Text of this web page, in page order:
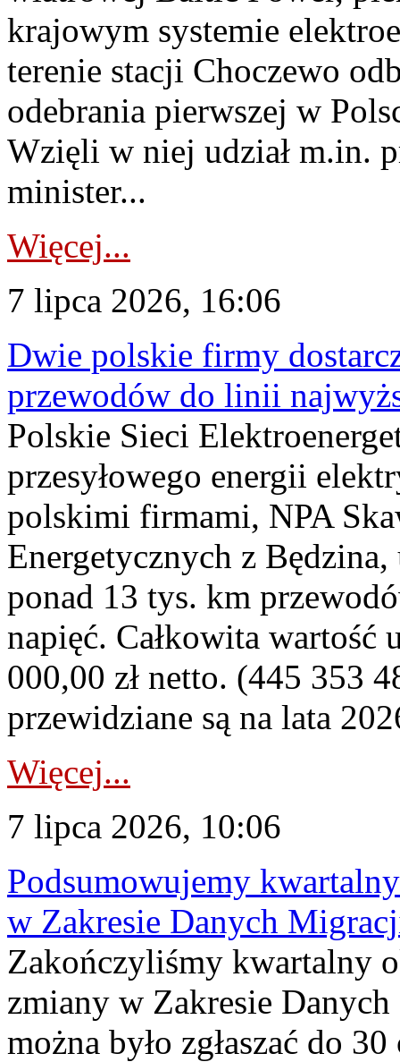
krajowym systemie
terenie stacji Choczewo
odebrania pierwszej w
Wzięli w niej udział m.in.
minister...
Więcej...
7 lipca 2026, 16:06
Dwie polskie firmy
przewodów do linii
Polskie Sieci
przesyłowego energii
polskimi firmami, NPA
Energetycznych z
ponad 13 tys. km
napięć. Całkowita
000,00 zł netto. (445 353
przewidziane są na lata
Więcej...
7 lipca 2026, 10:06
Podsumowujemy
w Zakresie Danych
Zakończyliśmy kwartalny
zmiany w Zakresie
można było zgłaszać do